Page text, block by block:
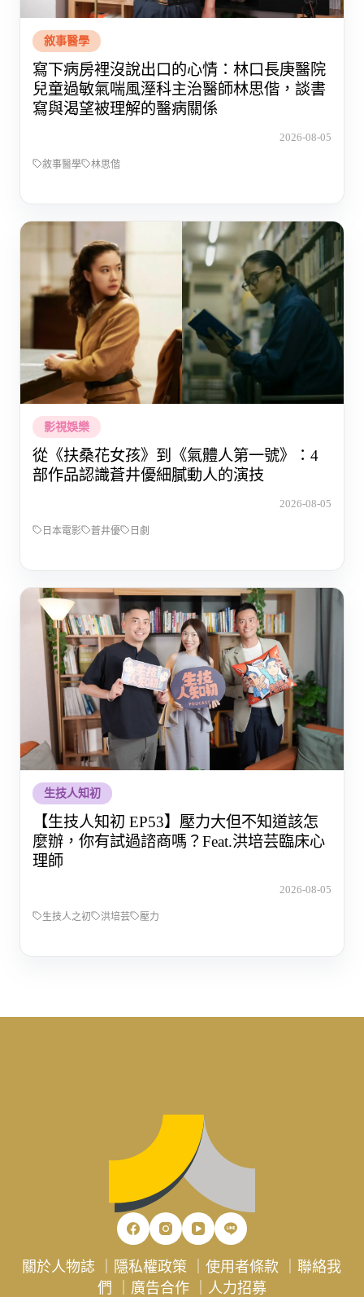
敘事醫學
寫下病房裡沒說出口的心情：林口長庚醫院
兒童過敏氣喘風溼科主治醫師林思偕，談書
寫與渴望被理解的醫病關係
2026-08-05
敘事醫學 林思偕
影視娛樂
從《扶桑花女孩》到《氣體人第一號》：4
部作品認識蒼井優細膩動人的演技
2026-08-05
日本電影 蒼井優 日劇
生技人知初
【生技人知初 EP53】壓力大但不知道該怎
麼辦，你有試過諮商嗎？Feat.洪培芸臨床心
理師
2026-08-05
生技人之初 洪培芸 壓力
關於人物誌 隱私權政策 ｜使用者條款 ｜聯絡我
們
廣告合作｜ 人力招募